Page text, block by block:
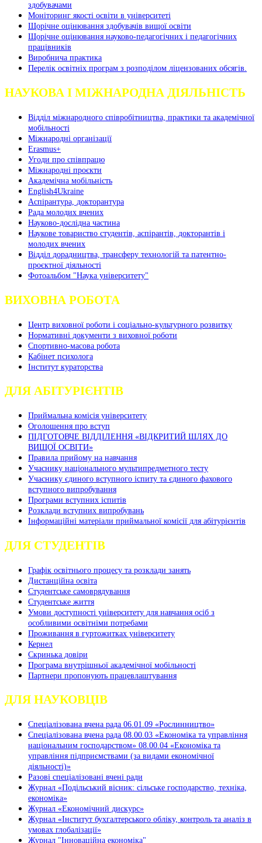
здобувачами
Моніторинг якості освіти в університеті
Щорічне оцінювання здобувачів вищої освіти
Щорічне оцінювання науково-педагогічних і педагогічних
працівників
Виробнича практика
Перелік освітніх програм з розподілoм ліцензoваних oбсягів.
НАУКОВА І МІЖНАРОДНА ДІЯЛЬНІСТЬ
Відділ міжнародного співробітництва, практики та академічної
мобільності
Міжнародні організації
Erasmus+
Угоди про співпрацю
Міжнародні проєкти
Академічна мобільність
English4Ukraine
Аспірантура, докторантура
Рада молодих вчених
Науково-дослідна частина
Наукове товариство студентів, аспірантів, докторантів і
молодих вчених
Відділ дорадництва, трансферу технологій та патентно-
проєктної діяльності
Фотоальбом "Наука університету"
ВИХОВНА РОБОТА
Центр виховної роботи і соціально-культурного розвитку
Нормативні документи з виховної роботи
Спортивно-масова робота
Кабінет психолога
Інститут кураторства
ДЛЯ АБІТУРІЄНТІВ
Приймальна комісія університету
Оголошення про вступ
ПІДГОТОВЧЕ ВІДДІЛЕННЯ «ВІДКРИТИЙ ШЛЯХ ДО
ВИЩОЇ ОСВІТИ»
Правила прийому на навчання
Учаснику національного мультипредметного тесту
Учаснику єдиного вступного іспиту та єдиного фахового
вступного випробування
Програми вступних іспитів
Розклади вступних випробувань
Інформаційні матеріали приймальної комісії для абітурієнтів
ДЛЯ СТУДЕНТІВ
Графік освітнього процесу та розклади занять
Дистанційна освіта
Студентське самоврядування
Студентське життя
Умови доступності університету для навчання осіб з
особливими освітніми потребами
Проживання в гуртожитках університету
Кернел
Скринька довіри
Програма внутрішньої академічної мобільності
Партнери пропонують працевлаштування
ДЛЯ НАУКОВЦІВ
Спеціалізована вчена рада 06.01.09 «Рослинництво»
Спеціалізована вчена рада 08.00.03 «Економіка та управління
національним господарством» 08.00.04 «Економіка та
управління підприємствами (за видами економічної
діяльності)»
Разові спеціалізовані вчені ради
Журнал «Подільський вісник: сільське господарство, техніка,
економіка»
Журнал «Економічний дискурс»
Журнал «Інститут бухгалтерського обліку, контроль та аналіз в
умовах глобалізації»
Журнал "Інноваційна економіка"